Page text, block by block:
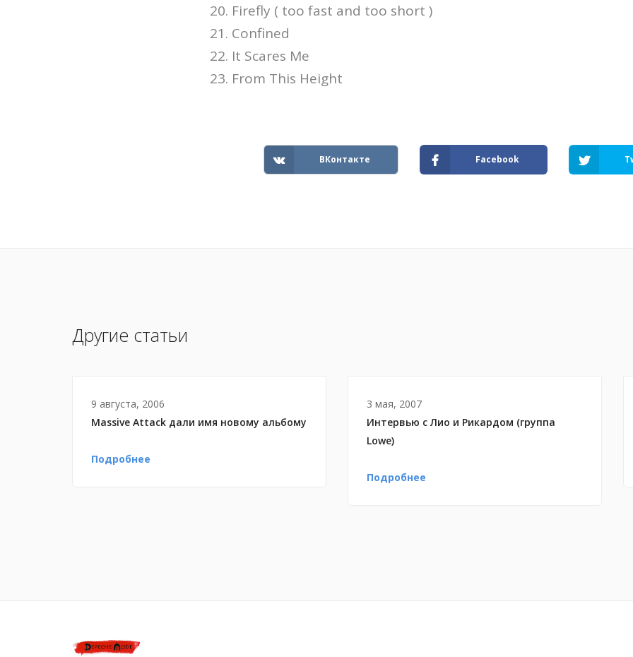
20. Firefly ( too fast and too short )
21. Confined
22. It Scares Me
23. From This Height
ВКонтакте Facebook
Другие статьи
9 августа, 2006
Massive Attack дали имя новому альбому
Подробнее
3 мая, 2007
Интервью с Лио и Рикардом (группа
Lowe)
Подробнее